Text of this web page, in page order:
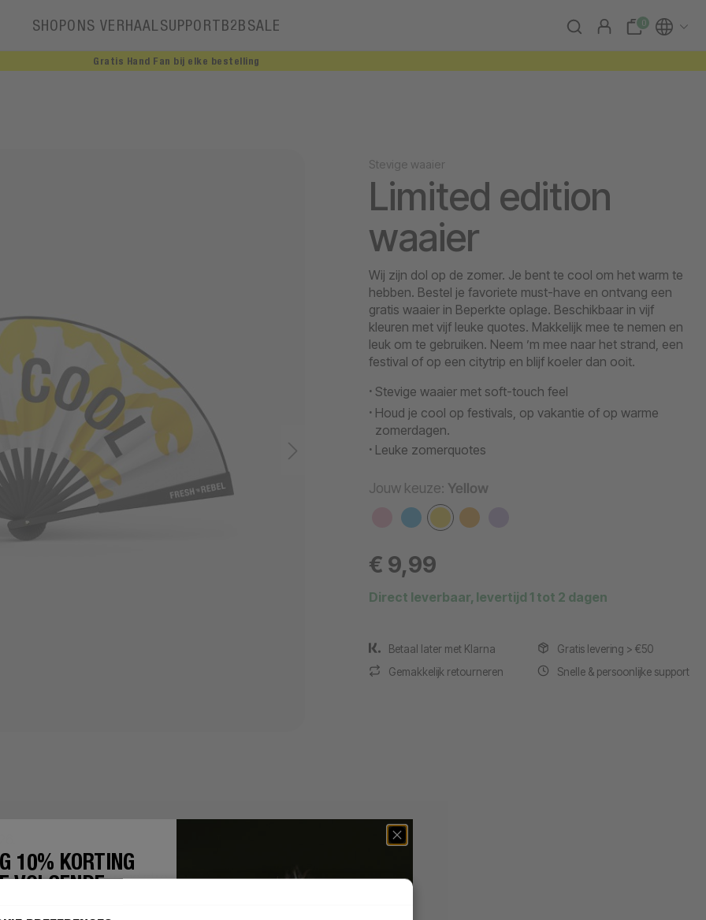
0
SHOPONS VERHAAL
Ons verhaal
SUPPORTB2BSALE
Gratis Hand Fan bij elke bestelling
Stevige waaier
Limited edition
waaier
Wij zijn dol op de zomer. Je bent te cool om het warm te
hebben. Bestel je favoriete must-have en ontvang een
gratis waaier in Beperkte oplage. Beschikbaar in vijf
kleuren met vijf leuke quotes. Makkelijk mee te nemen en
leuk om te gebruiken. Neem ’m mee naar het strand, een
festival of op een citytrip en blijf koeler dan ooit.
Stevige waaier met soft-touch feel
Houd je cool op festivals, op vakantie of op warme
zomerdagen.
Leuke zomerquotes
Jouw keuze: Yellow
€ 9,99
Direct leverbaar, levertijd 1 tot 2 dagen
Betaal later met Klarna
Gratis levering > €50
Gemakkelijk retourneren
Snelle & persoonlijke support
zolang de voorraad strekt.
toe aan je winkelmandje.
je winkelmandje.
10% KORTING
VOLGENDE